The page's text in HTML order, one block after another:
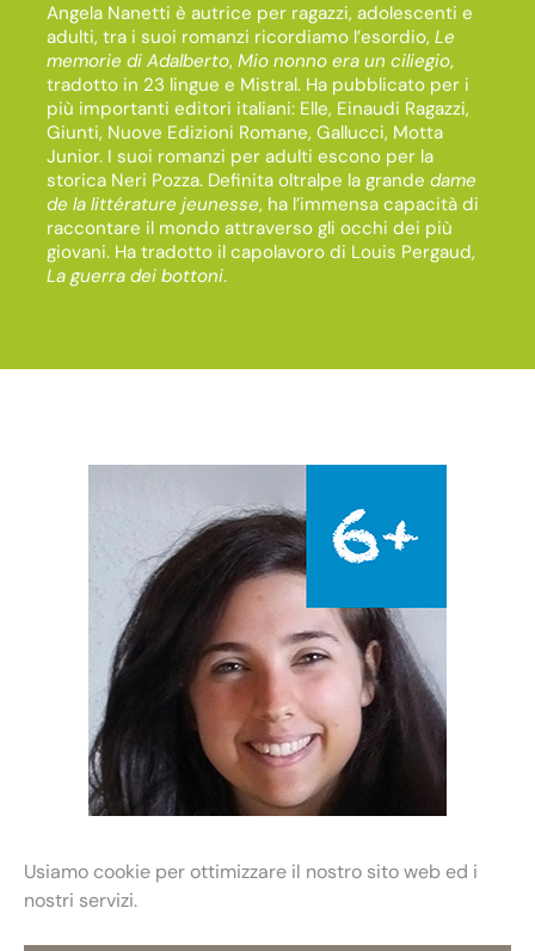
Usiamo cookie per ottimizzare il nostro sito web ed i
nostri servizi.
Angela Nanetti è autrice per ragazzi, adolescenti e
adulti, tra i suoi romanzi ricordiamo l’esordio, Le
memorie di Adalberto, Mio nonno era un ciliegio,
tradotto in 23 lingue e Mistral. Ha pubblicato per i
più importanti editori italiani: Elle, Einaudi Ragazzi,
Giunti, Nuove Edizioni Romane, Gallucci, Motta
Junior. I suoi romanzi per adulti escono per la
storica Neri Pozza. Definita oltralpe la grande dame
de la littérature jeunesse, ha l’immensa capacità di
raccontare il mondo attraverso gli occhi dei più
giovani. Ha tradotto il capolavoro di Louis Pergaud,
La guerra dei bottoni.